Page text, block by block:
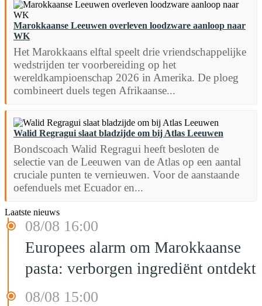
Marokkaanse Leeuwen overleven loodzware aanloop naar
WK
Het Marokkaans elftal speelt drie vriendschappelijke
wedstrijden ter voorbereiding op het
wereldkampioenschap 2026 in Amerika. De ploeg
combineert duels tegen Afrikaanse...
Walid Regragui slaat bladzijde om bij Atlas Leeuwen
Bondscoach Walid Regragui heeft besloten de
selectie van de Leeuwen van de Atlas op een aantal
cruciale punten te vernieuwen. Voor de aanstaande
oefenduels met Ecuador en...
Laatste nieuws
08/08 16:00
Europees alarm om Marokkaanse
pasta: verborgen ingrediënt ontdekt
08/08 15:00